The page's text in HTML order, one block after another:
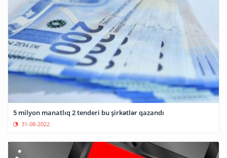
5 milyon manatlıq 2 tenderi bu şirkətlər qazandı
31-08-2022